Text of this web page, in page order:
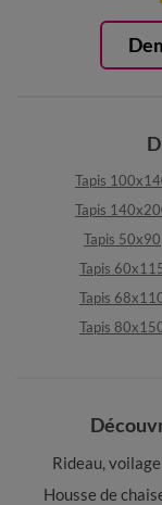
Tapis
Tapis
Tapis 50x90
Tapis
Tapis
Tapis
Rideau,
Housse de